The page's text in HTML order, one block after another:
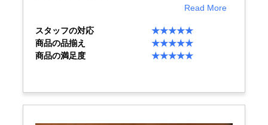
修理・メンテナンスをご希望の方
修理・メンテンナンスについて
Read More
スタッフの対応
★★★★★
商品の品揃え
★★★★★
商品の満足度
★★★★★